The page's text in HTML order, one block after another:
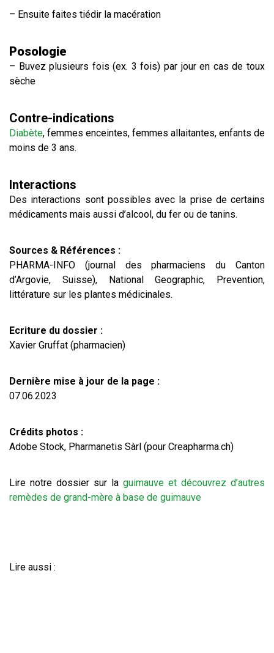
– Ensuite faites tiédir la macération
Posologie
– Buvez plusieurs fois (ex. 3 fois) par jour en cas de toux
sèche
Contre-indications
Diabète, femmes enceintes, femmes allaitantes, enfants de
moins de 3 ans.
Interactions
Des interactions sont possibles avec la prise de certains
médicaments mais aussi d’alcool, du fer ou de tanins.
Sources & Références :
PHARMA-INFO (journal des pharmaciens du Canton
d’Argovie, Suisse), National Geographic, Prevention,
littérature sur les plantes médicinales.
Ecriture du dossier :
Xavier Gruffat (pharmacien)
Dernière mise à jour de la page :
07.06.2023
Crédits photos :
Adobe Stock, Pharmanetis Sàrl (pour Creapharma.ch)
Lire notre dossier sur la guimauve et découvrez d’autres
remèdes de grand-mère à base de guimauve
Lire aussi :